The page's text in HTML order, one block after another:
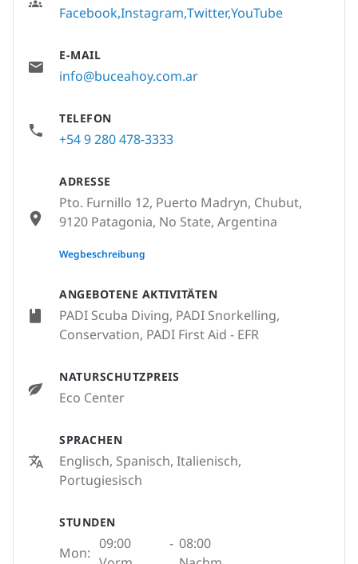
ANGEBOTENE AKTIVITÄTEN
PADI Scuba Diving, PADI Snorkelling,
Conservation, PADI First Aid - EFR
NATURSCHUTZPREIS
Eco Center
SPRACHEN
Englisch, Spanisch, Italienisch,
Portugiesisch
STUNDEN
Mon:
09:00
- 08:00
FacebookInstagram TwitterYouTube
E-MAIL
info@buceahoy.com.ar
TELEFON
+54 9 280 478-3333
ADRESSE
Pto. Furnillo 12, Puerto Madryn, Chubut,
9120 Patagonia, No State, Argentina
None
Wegbeschreibung